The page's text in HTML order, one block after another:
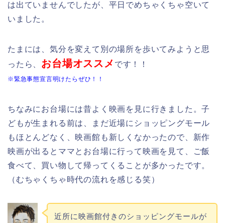
は出ていませんでしたが、平日でめちゃくちゃ空いて
いました。
たまには、気分を変えて別の場所を歩いてみようと思
ったら、 お台場オススメ です！！
※緊急事態宣言明けたらぜひ！！
ちなみにお台場には昔よく映画を見に行きました。子
どもが生まれる前は、まだ近場にショッピングモール
もほとんどなく、映画館も新しくなかったので、新作
映画が出るとママとお台場に行って映画を見て、ご飯
食べて、買い物して帰ってくることが多かったです。
（むちゃくちゃ時代の流れを感じる笑）
近所に映画館付きのショッピングモールが